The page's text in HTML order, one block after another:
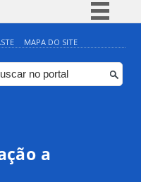
Simplifique!
Comunica BR
Participe
Canais
MAPA DO SITE
a